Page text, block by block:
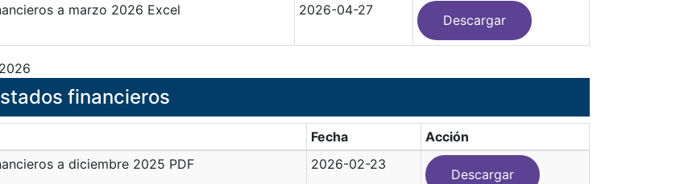
a marzo 2026 Excel 2026-04-27
Descargar
financieros
Fecha
Acción
a diciembre 2025 PDF
2026-02-23
Descargar